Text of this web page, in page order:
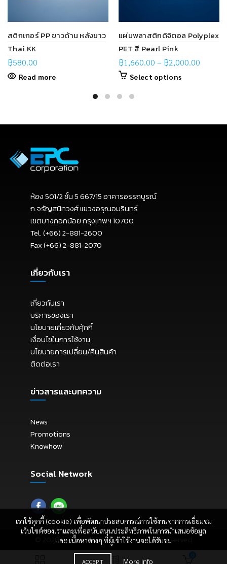
สติกเกอร์ PP ขาวด้าน หลังขาว
Thai KK
฿580.00
Read more
แผ่นพลาสติกดิจิตอล Polyplex
PET สี Pearl Pink
฿1,660.00 – ฿2,000.00
Select options
ห้อง 501/2 ชั้น 5 667/15 อาคารอรรถบูรณ์
ถ.จรัญสนิทวงศ์ แขวงอรุณอมรินทร์
เขตบางกอกน้อย กรุงเทพฯ 10700
Tel. (+66) 2-881-2600
Fax (+66) 2-881-2070
เกี่ยวกับเรา
เกี่ยวกับเรา
บริการของเรา
นโยบายเกี่ยวกับคุ้กกี้
เงื่อนไขในการใช้งาน
นโยบายการเปลี่ยน/คืนสินค้า
ติดต่อเรา
ข่าวสารและบทความ
News
Promotions
Knowhow
Social Network
© 2026E.P.C. CORPORATION. All rights reserved
เราใช้คุกกี้ (cookie) เพื่อพัฒนาประสบการณ์การใช้งานจากการเยี่ยมชม
เว็บไซต์ของเราและเพื่อสนับสนุนประสิทธิภาพในการนำเสนอข้อมูล
และ เนื้อหาต่างๆ ที่ผู้เข้าใช้งานจะได้รับชม
ACCEPT More info